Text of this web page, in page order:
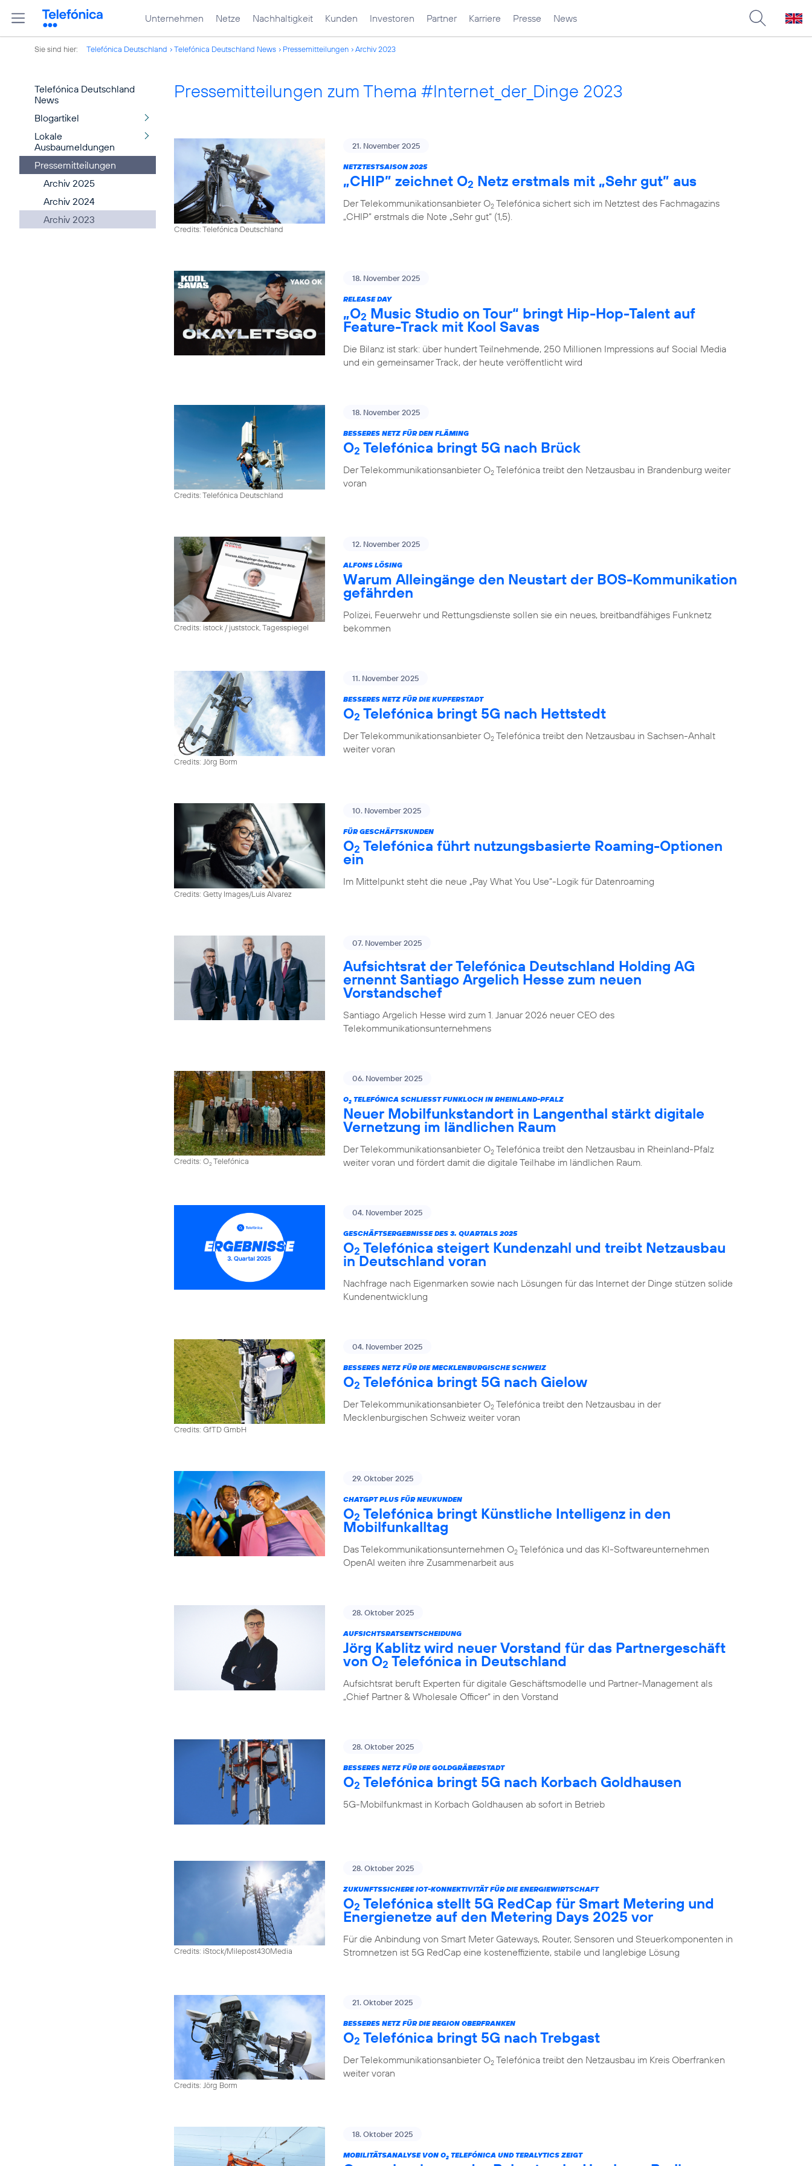
Unternehmen Netze Nachhaltigkeit Kunden Investoren Partner Karriere Presse News
Sie sind hier: Telefónica Deutschland Telefónica Deutschland News Pressemitteilungen Archiv 2023
Telefónica Deutschland
News
Blogartikel
Lokale
Ausbaumeldungen
Pressemitteilungen
Archiv 2025
Archiv 2024
Archiv 2023
Pressemitteilungen zum Thema #Internet_der_Dinge 2023
Credits: Telefónica Deutschland
21. November 2025
NETZTESTSAISON 2025
„CHIP” zeichnet O2 Netz erstmals mit „Sehr gut” aus
Der Telekommunikationsanbieter O2 Telefónica sichert sich im Netztest des Fachmagazins
„CHIP” erstmals die Note „Sehr gut“ (1,5).
18. November 2025
RELEASE DAY
„O2 Music Studio on Tour“ bringt Hip-Hop-Talent auf
Feature-Track mit Kool Savas
Die Bilanz ist stark: über hundert Teilnehmende, 250 Millionen Impressions auf Social Media
und ein gemeinsamer Track, der heute veröffentlicht wird
Credits: Telefónica Deutschland
18. November 2025
BESSERES NETZ FÜR DEN FLÄMING
O2 Telefónica bringt 5G nach Brück
Der Telekommunikationsanbieter O2 Telefónica treibt den Netzausbau in Brandenburg weiter
voran
Credits: istock / juststock, Tagesspiegel
12. November 2025
ALFONS LÖSING
Warum Alleingänge den Neustart der BOS-Kommunikation
gefährden
Polizei, Feuerwehr und Rettungsdienste sollen sie ein neues, breitbandfähiges Funknetz
bekommen
Credits: Jörg Borm
11. November 2025
BESSERES NETZ FÜR DIE KUPFERSTADT
O2 Telefónica bringt 5G nach Hettstedt
Der Telekommunikationsanbieter O2 Telefónica treibt den Netzausbau in Sachsen-Anhalt
weiter voran
Credits: Getty Images/Luis Alvarez
10. November 2025
FÜR GESCHÄFTSKUNDEN
O2 Telefónica führt nutzungs­basierte Roaming-Optionen
ein
Im Mittelpunkt steht die neue „Pay What You Use“-Logik für Datenroaming
07. November 2025
Aufsichtsrat der Telefónica Deutschland Holding AG
ernennt Santiago Argelich Hesse zum neuen
Vorstandschef
Santiago Argelich Hesse wird zum 1. Januar 2026 neuer CEO des
Telekommunikationsunternehmens
Credits: O2Telefónica
06. November 2025
O2 TELEFÓNICA SCHLIESST FUNKLOCH IN RHEINLAND-PFALZ
Neuer Mobilfunkstandort in Langenthal stärkt digitale
Vernetzung im ländlichen Raum
Der Telekommunikationsanbieter O2 Telefónica treibt den Netzausbau in Rheinland-Pfalz
weiter voran und fördert damit die digitale Teilhabe im ländlichen Raum.
04. November 2025
GESCHÄFTSERGEBNISSE DES 3. QUARTALS 2025
O2 Telefónica steigert Kundenzahl und treibt Netzausbau
in Deutschland voran
Nachfrage nach Eigenmarken sowie nach Lösungen für das Internet der Dinge stützen solide
Kundenentwicklung
Credits: GfTD GmbH
04. November 2025
BESSERES NETZ FÜR DIE MECKLENBURGISCHE SCHWEIZ
O2 Telefónica bringt 5G nach Gielow
Der Telekommunikationsanbieter O2 Telefónica treibt den Netzausbau in der
Mecklenburgischen Schweiz weiter voran
29. Oktober 2025
CHATGPT PLUS FÜR NEUKUNDEN
O2 Telefónica bringt Künstliche Intelligenz in den
Mobilfunkalltag
Das Telekommunikationsunternehmen O2 Telefónica und das KI-Softwareunternehmen
OpenAI weiten ihre Zusammenarbeit aus
28. Oktober 2025
AUFSICHTSRATSENTSCHEIDUNG
Jörg Kablitz wird neuer Vorstand für das Partnergeschäft
von O2 Telefónica in Deutschland
Aufsichtsrat beruft Experten für digitale Geschäftsmodelle und Partner-Management als
„Chief Partner & Wholesale Officer“ in den Vorstand
28. Oktober 2025
BESSERES NETZ FÜR DIE GOLDGRÄBERSTADT
O2 Telefónica bringt 5G nach Korbach Goldhausen
5G-Mobilfunkmast in Korbach Goldhausen ab sofort in Betrieb
Credits: iStock/Milepost430Media
28. Oktober 2025
ZUKUNFTSSICHERE IOT-KONNEKTIVITÄT FÜR DIE ENERGIEWIRTSCHAFT
O2 Telefónica stellt 5G RedCap für Smart Metering und
Energienetze auf den Metering Days 2025 vor
Für die Anbindung von Smart Meter Gateways, Router, Sensoren und Steuerkomponenten in
Stromnetzen ist 5G RedCap eine kosteneffiziente, stabile und langlebige Lösung
Credits: Jörg Borm
21. Oktober 2025
BESSERES NETZ FÜR DIE REGION OBERFRANKEN
O2 Telefónica bringt 5G nach Trebgast
Der Telekommunikationsanbieter O2 Telefónica treibt den Netzausbau im Kreis Oberfranken
weiter voran
18. Oktober 2025
MOBILITÄTSANALYSE VON O2 TELEFÓNICA UND TERALYTICS ZEIGT